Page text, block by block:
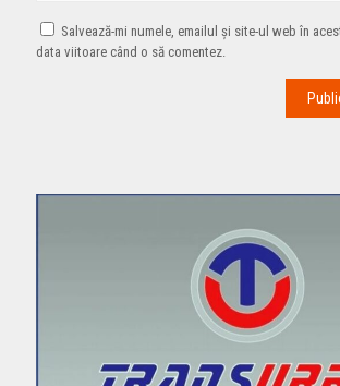
Salvează-mi numele, emailul și site-ul web în
data viitoare când o să comentez.